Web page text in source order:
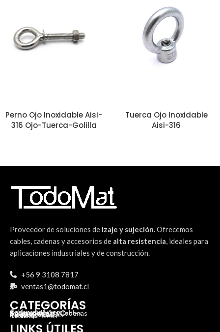
Perno Ojo Inoxidable Aisi-
316 Ojo-Tuerca-Golilla
Tuerca Ojo Inoxidable
Aisi-316
Proveedor de soluciones de izaje y sujeción. Ofrecemos
cables, cadenas y accesorios de alta resistencia, ideales para
aplicaciones industriales y de construcción.
+56 9 3108 7817
ventas1@todomat.cl
CATEGORÍAS
Cables de Acero
Cadenas de Acero
Accesorios para Cables
Accesorios para Cadenas
Cáncamos
Mosquetones
Pernos y Tuercas
Roldanas
Tecles y Poleas
LINKS ÚTILES